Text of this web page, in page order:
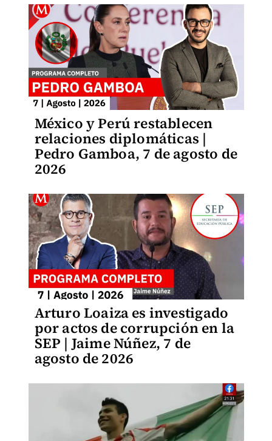
México y Perú restablecen
relaciones diplomáticas |
Pedro Gamboa, 7 de agosto de
2026
Arturo Loaiza es investigado
por actos de corrupción en la
SEP | Jaime Núñez, 7 de
agosto de 2026